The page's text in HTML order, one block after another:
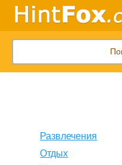
Развлечения
Отдых